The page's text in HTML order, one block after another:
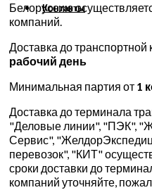
Контакты
Белоруссию
компаний.
Доставка до
рабочий день
Минимальная партия от 1
Доставка до терминала
"Деловые линии", "ПЭК",
Сервис",
перевозок", "КИТ"
сроки доставки до
компаний уточняйте,